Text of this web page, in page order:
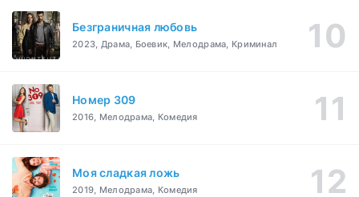
Безграничная любовь
2023, Драма, Боевик, Мелодрама, Криминал
Номер 309
2016, Мелодрама, Комедия
Моя сладкая ложь
2019, Мелодрама, Комедия